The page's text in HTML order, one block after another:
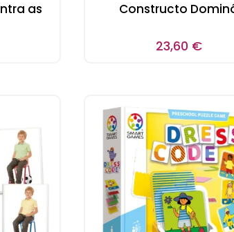
as
Constructo
23,60 €